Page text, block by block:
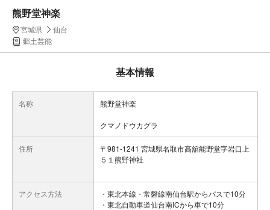
熊野堂神楽
宮城県
仙台
郷土芸能
基本情報
名称 熊野堂神楽
クマノドウカグラ
住所
〒981-1241 宮城県名取市高舘能野堂字岩口上
５１熊野神社
アクセス方法
・東北本線・常磐線南仙台駅からバスで10分
・東北自動車道仙台南ICから車で10分